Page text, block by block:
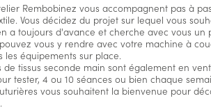
Rembobinez vous accompagnent pas à
Vous décidez du projet sur lequel vous
a toujours d'avance et cherche avec vous un
vous y rendre avec votre machine à
équipements sur place.
tissus seconde main sont également en
tester, 4 ou 10 séances ou bien chaque
vous souhaitent la bienvenue pour